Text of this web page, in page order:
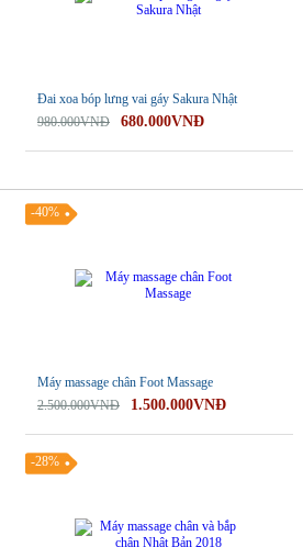
Đai xoa bóp lưng vai gáy Sakura Nhật
980.000VNĐ
680.000VNĐ
Máy massage chân Foot Massage
2.500.000VNĐ
1.500.000VNĐ
-40%
-28%